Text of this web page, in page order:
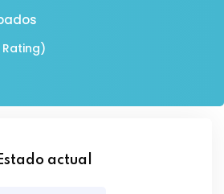
Estado actual